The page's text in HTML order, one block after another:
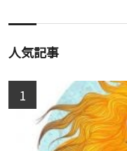
人気記事
1